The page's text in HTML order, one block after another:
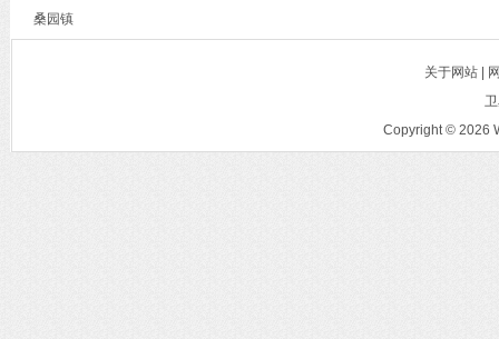
桑园镇
关于网站 |
Copyright © 2026